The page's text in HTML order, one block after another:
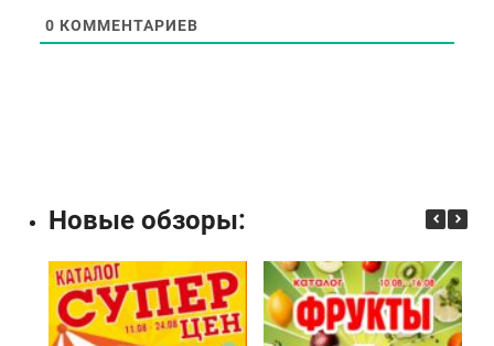
0 КОММЕНТАРИЕВ
Новые обзоры: